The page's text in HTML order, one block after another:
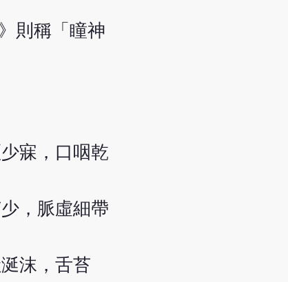
則稱「瞳神
寐，口咽乾
，脈虛細帶
沫，舌苔